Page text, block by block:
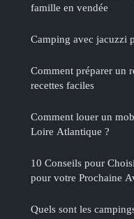
famille en vendée
Camping avec jacuzzi
Comment préparer un
recettes faciles
Comment louer un
Loire Atlantique ?
10 Conseils pour
pour votre Prochaine
Quels sont les